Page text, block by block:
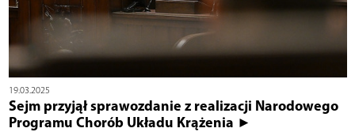
19.03.2025
Sejm przyjął sprawozdanie z realizacji Narodowego
Programu Chorób Układu Krążenia ►